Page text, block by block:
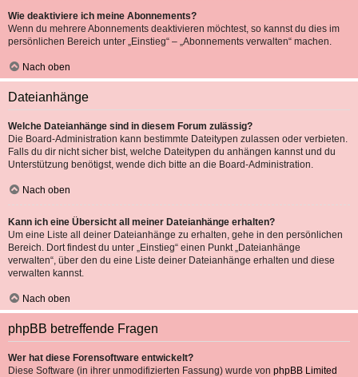
Wie deaktiviere ich meine Abonnements?
Wenn du mehrere Abonnements deaktivieren möchtest, so kannst du dies im
persönlichen Bereich unter „Einstieg“ – „Abonnements verwalten“ machen.
Nach oben
Dateianhänge
Welche Dateianhänge sind in diesem Forum zulässig?
Die Board-Administration kann bestimmte Dateitypen zulassen oder verbieten.
Falls du dir nicht sicher bist, welche Dateitypen du anhängen kannst und du
Unterstützung benötigst, wende dich bitte an die Board-Administration.
Nach oben
Kann ich eine Übersicht all meiner Dateianhänge erhalten?
Um eine Liste all deiner Dateianhänge zu erhalten, gehe in den persönlichen
Bereich. Dort findest du unter „Einstieg“ einen Punkt „Dateianhänge
verwalten“, über den du eine Liste deiner Dateianhänge erhalten und diese
verwalten kannst.
Nach oben
phpBB betreffende Fragen
Wer hat diese Forensoftware entwickelt?
Diese Software (in ihrer unmodifizierten Fassung) wurde von phpBB Limited